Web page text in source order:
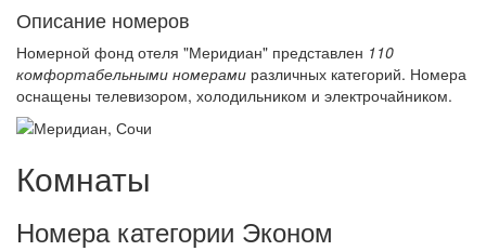
Описание номеров
Номерной фонд отеля "Меридиан" представлен 110
комфортабельными номерами различных категорий. Номера
оснащены телевизором, холодильником и электрочайником.
Комнаты
Номера категории Эконом